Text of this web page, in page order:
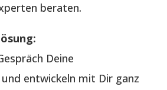
beraten.
Deine
entwickeln mit Dir ganz